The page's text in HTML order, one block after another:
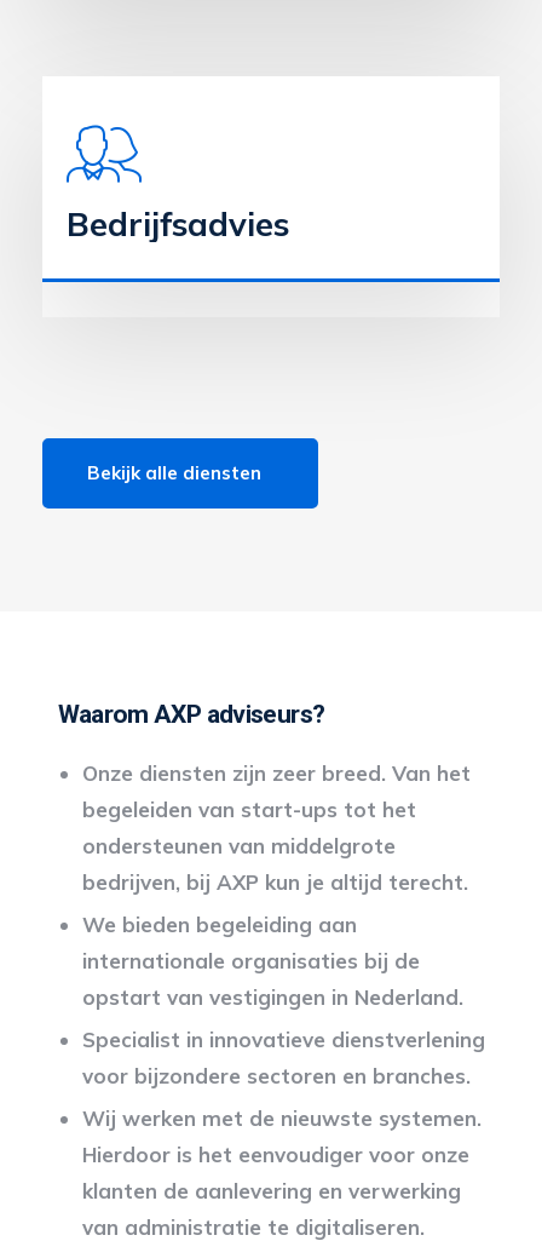
Bedrijfsadvies
Bekijk alle diensten
Waarom AXP adviseurs?
Onze diensten zijn zeer breed. Van het
begeleiden van start-ups tot het
ondersteunen van middelgrote
bedrijven, bij AXP kun je altijd terecht.
We bieden begeleiding aan
internationale organisaties bij de
opstart van vestigingen in Nederland.
Specialist in innovatieve dienstverlening
voor bijzondere sectoren en branches.
Wij werken met de nieuwste systemen.
Hierdoor is het eenvoudiger voor onze
klanten de aanlevering en verwerking
van administratie te digitaliseren.